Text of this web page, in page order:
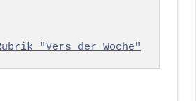
"Vers der Woche"